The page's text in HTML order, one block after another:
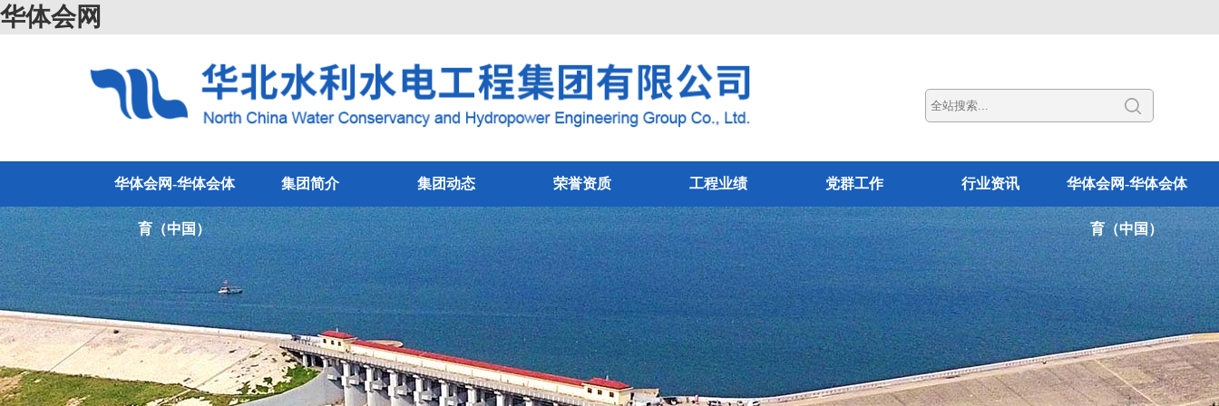
华体会网
华体会网-华体会体
育（中国）
集团简介 集团动态 荣誉资质 工程业绩 党群工作 行业资讯 华体会网-华体会体
育（中国）